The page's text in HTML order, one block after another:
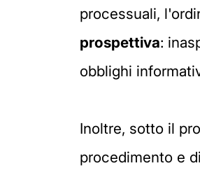
processuali,
prospettiva:
obblighi
Inoltre, sotto il
procedimento e